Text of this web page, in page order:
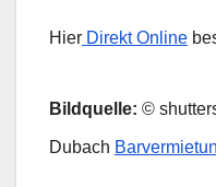
Hier Direkt Online
Bildquelle: ©
Dubach